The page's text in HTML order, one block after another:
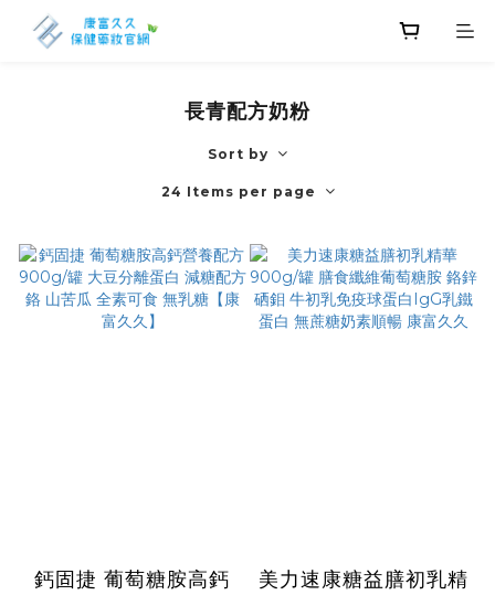
長青配方奶粉
Sort by
24 Items per page
鈣固捷 葡萄糖胺高鈣
美力速康糖益膳初乳精